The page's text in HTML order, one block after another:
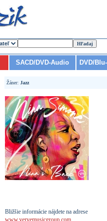
SACD/DVD-Audio DVD/
Žáner: Jazz
Bližšie informácie nájdete na adrese
www.vervemusicgroup.com